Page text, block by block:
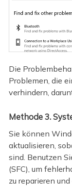
Die
Problemen, die
verhindern,
Methode 3.
Sie können
aktualisieren,
sind. Benutzen
(SFC), um
zu reparieren